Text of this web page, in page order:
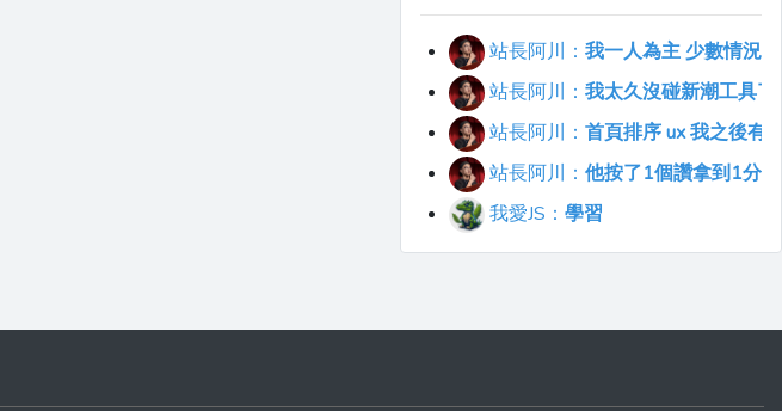
站長阿川： 我一人為主 少數情況
站長阿川： 我太久沒碰新潮工具了
站長阿川： 首頁排序 ux 我之後有
站長阿川： 他按了1個讚拿到1分
我愛JS： 學習